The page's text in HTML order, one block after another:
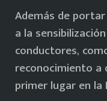
Además de
a la
conductores,
reconocimiento a
primer lugar en la